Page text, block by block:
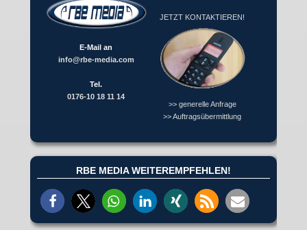
E-Mail an
info@rbe-media.com
Tel.
0176-10 18 11 14
JETZT KONTAKTIEREN!
>> generelle Anfrage
>> Auftragsübermittlung
RBE MEDIA WEITEREMPFEHLEN!